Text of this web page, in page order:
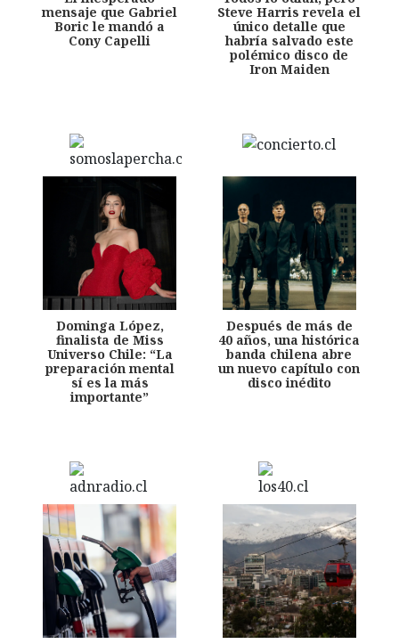
mensaje que Gabriel
Boric le mandó a
Cony Capelli
Steve Harris revela el
único detalle que
habría salvado este
polémico disco de
Iron Maiden
Dominga López,
finalista de Miss
Universo Chile: “La
preparación mental
sí es la más
importante”
Después de más de
40 años, una histórica
banda chilena abre
un nuevo capítulo con
disco inédito